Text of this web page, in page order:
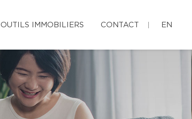
OUTILS IMMOBILIERS CONTACT EN